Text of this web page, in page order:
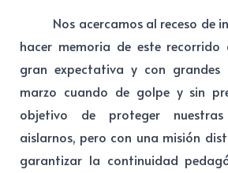
Nos acercamos al receso de
hacer memoria de este recorrido
gran expectativa y con grandes
marzo cuando de golpe y sin
objetivo de proteger
aislarnos, pero con una misión
garantizar la continuidad